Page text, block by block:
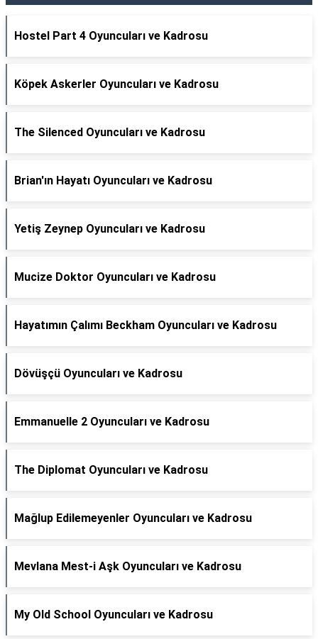
Hostel Part 4 Oyuncuları ve Kadrosu
Köpek Askerler Oyuncuları ve Kadrosu
The Silenced Oyuncuları ve Kadrosu
Brian'ın Hayatı Oyuncuları ve Kadrosu
Yetiş Zeynep Oyuncuları ve Kadrosu
Mucize Doktor Oyuncuları ve Kadrosu
Hayatımın Çalımı Beckham Oyuncuları ve Kadrosu
Dövüşçü Oyuncuları ve Kadrosu
Emmanuelle 2 Oyuncuları ve Kadrosu
The Diplomat Oyuncuları ve Kadrosu
Mağlup Edilemeyenler Oyuncuları ve Kadrosu
Mevlana Mest-i Aşk Oyuncuları ve Kadrosu
My Old School Oyuncuları ve Kadrosu